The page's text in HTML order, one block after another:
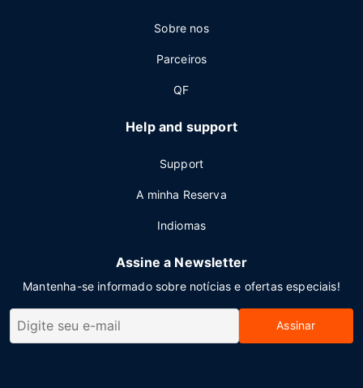
Sobre nos
Parceiros
QF
Help and support
Support
A minha Reserva
Indiomas
Assine a Newsletter
Mantenha-se informado sobre notícias e ofertas especiais!
Assinar